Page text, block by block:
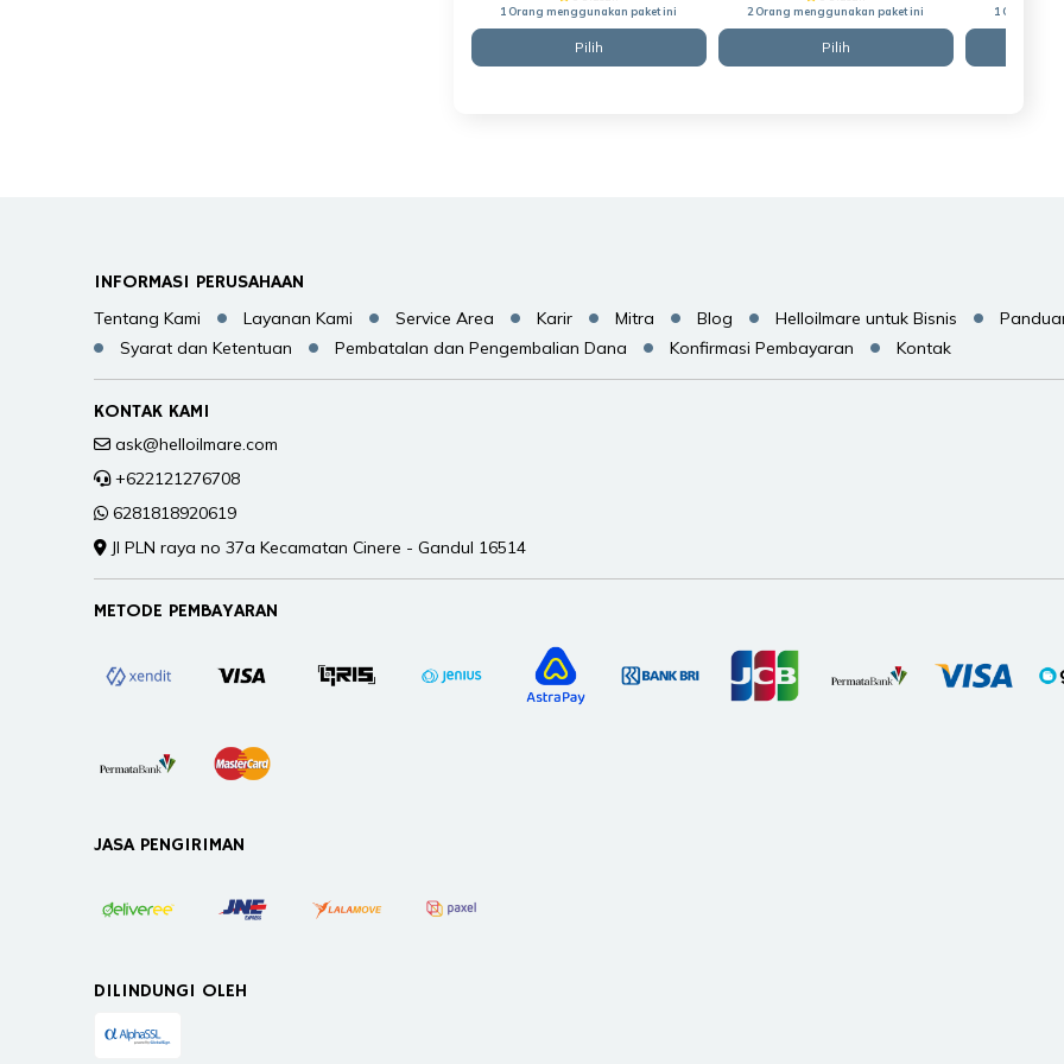
1 Orang menggunakan paket ini
Pilih
2 Orang menggunakan paket ini
Pilih
1 Orang
INFORMASI PERUSAHAAN
Tentang Kami Layanan Kami Service Area Karir Mitra Blog Helloilmare untuk Bisnis
Syarat dan Ketentuan
Pembatalan dan Pengembalian Dana Konfirmasi Pembayaran Kontak
KONTAK KAMI
ask@helloilmare.com
+622121276708
6281818920619
Jl PLN raya no 37a Kecamatan Cinere - Gandul 16514
METODE PEMBAYARAN
JASA PENGIRIMAN
DILINDUNGI OLEH